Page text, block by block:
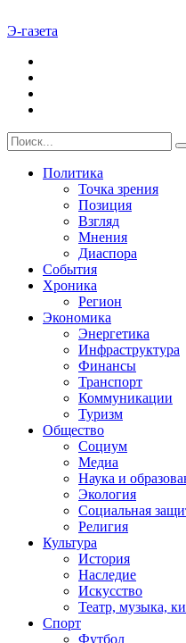
Э-газета
Политика
Точка зрения
Позиция
Взгляд
Мнения
Диаспора
События
Хроника
Регион
Экономика
Энергетика
Инфраструктура
Финансы
Транспорт
Коммуникации
Туризм
Общество
Социум
Медиа
Наука и
Экология
Социальная
Религия
Культура
История
Наследие
Искусство
Театр, музыка,
Спорт
Футбол